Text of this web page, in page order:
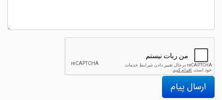
ارسال پیام